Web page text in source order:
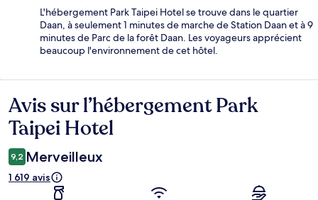
L'hébergement Park Taipei Hotel se trouve dans le quartier
Daan, à seulement 1 minutes de marche de Station Daan et à 9
minutes de Parc de la forêt Daan. Les voyageurs apprécient
beaucoup l'environnement de cet hôtel.
Avis
Avis sur l’hébergement Park
Taipei Hotel
9,2 Merveilleux
1 619 avis